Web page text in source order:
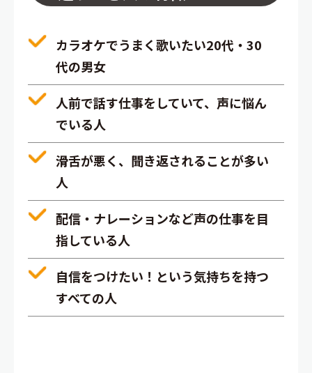
カラオケでうまく歌いたい20代・30
代の男女
人前で話す仕事をしていて、声に悩ん
でいる人
滑舌が悪く、聞き返されることが多い
人
配信・ナレーションなど声の仕事を目
指している人
自信をつけたい！という気持ちを持つ
すべての人